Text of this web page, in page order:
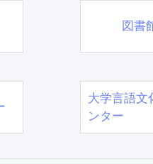
図書
大学言語文
ンター